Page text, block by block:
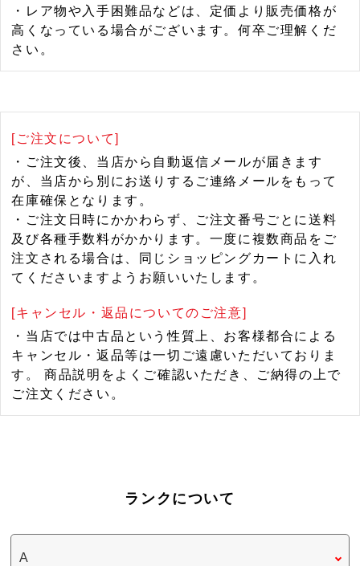
・レア物や入手困難品などは、定価より販売価格が
高くなっている場合がございます。何卒ご理解くだ
さい。
[ご注文について]
・ご注文後、当店から自動返信メールが届きます
が、当店から別にお送りするご連絡メールをもって
在庫確保となります。
・ご注文日時にかかわらず、ご注文番号ごとに送料
及び各種手数料がかかります。一度に複数商品をご
注文される場合は、同じショッピングカートに入れ
てくださいますようお願いいたします。
[キャンセル・返品についてのご注意]
・当店では中古品という性質上、お客様都合による
キャンセル・返品等は一切ご遠慮いただいておりま
す。 商品説明をよくご確認いただき、ご納得の上で
ご注文ください。
ランクについて